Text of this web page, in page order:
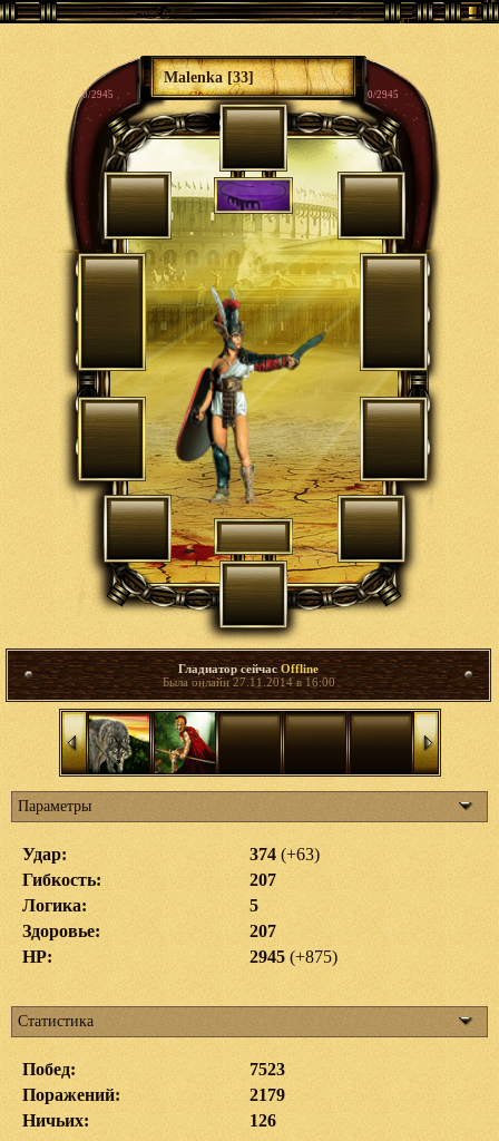
Malenka [33]
0/2945 0/2945
Гладиатор сейчасOffline
Была онлайн 27.11.2014 в 16:00
Параметры
Удар: 374(+63)
Гибкость:
207
Логика:
5
Здоровье:
207
HP:
2945 (+875)
Статистика
Побед:
7523
Поражений:
2179
Ничьих:
126